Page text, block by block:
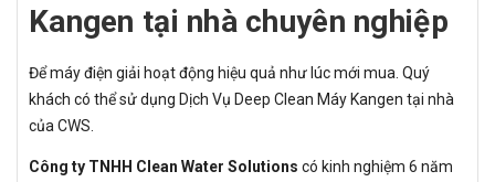
Kangen tại nhà chuyên nghiệp
Để máy điện giải hoạt động hiệu quả như lúc mới mua. Quý
khách có thể sử dụng Dịch Vụ Deep Clean Máy Kangen tại nhà
của CWS.
Công ty TNHH Clean Water Solutions có kinh nghiệm 6 năm